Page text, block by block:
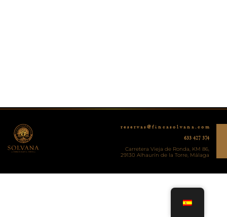
r e s e r v a s @ f i n c a s o l v a n a . c o m
633 427 374
Carretera Vieja de Ronda, KM 86,
29130 Alhaurín de la Torre, Málaga